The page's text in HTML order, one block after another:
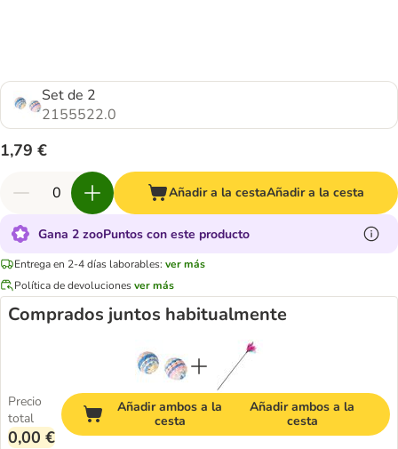
Set de 2
2155522.0
1,79 €
Añadir a la cestaAñadir a la cesta
Gana 2 zooPuntos con este producto
Entrega en 2-4 días laborables: ver más
Política de devolucionesver más
Comprados juntos habitualmente
Precio
total
0,00 €
Añadir ambos a la
cesta
Añadir ambos a la
cesta